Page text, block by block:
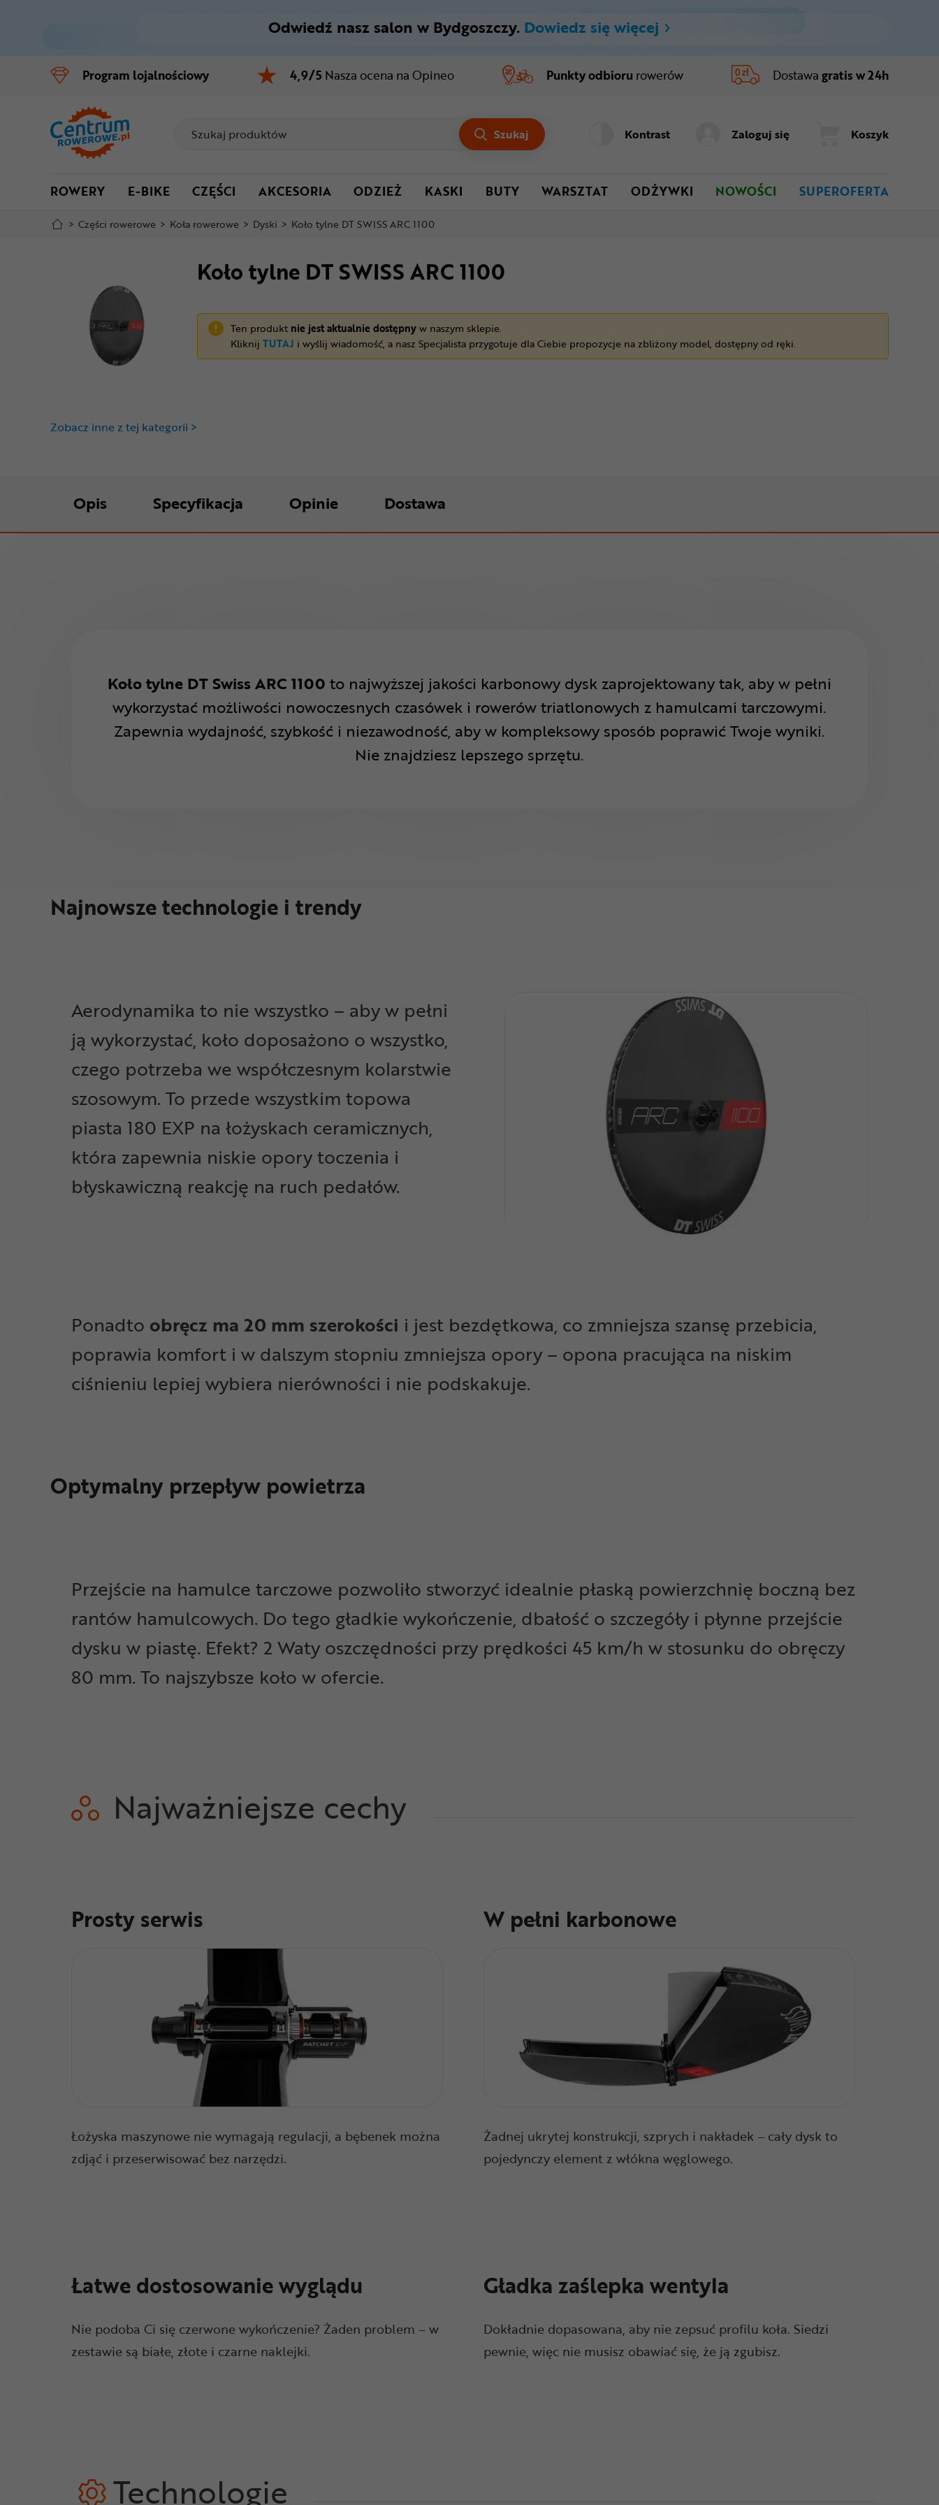
Menu główne
Informacje o produkcie
Szczegółowe informacje
Stopka
Odwiedź nasz salon w Bydgoszczy. Dowiedz się więcej
Program lojalnościowy 4,9/5 Nasza ocena na Opineo Punkty odbioru rowerów Dostawa gratis w 24h
Szukaj Kontrast Zaloguj się Koszyk
ROWERY E-BIKE CZĘŚCI AKCESORIA ODZIEŻ KASKI BUTY WARSZTAT ODŻYWKI NOWOŚCI SUPEROFERTA
> Części rowerowe > Koła rowerowe > Dyski > Koło tylne DT SWISS ARC 1100
Koło tylne DT SWISS ARC 1100
Ten produkt nie jest aktualnie dostępnyw naszym sklepie.
Kliknij TUTAJ i wyślij wiadomość, a nasz Specjalista przygotuje dla Ciebie propozycje na zbliżony model, dostępny od ręki.
Zobacz inne z tej kategorii >
Opis Specyfikacja Opinie Dostawa
Koło tylne DT Swiss ARC 1100 to najwyższej jakości karbonowy dysk zaprojektowany tak, aby w pełni
wykorzystać możliwości nowoczesnych czasówek i rowerów triatlonowych z hamulcami tarczowymi.
Zapewnia wydajność, szybkość i niezawodność, aby w kompleksowy sposób poprawić Twoje wyniki.
Nie znajdziesz lepszego sprzętu.
Najnowsze technologie i trendy
Aerodynamika to nie wszystko – aby w pełni
ją wykorzystać, koło doposażono o wszystko,
czego potrzeba we współczesnym kolarstwie
szosowym. To przede wszystkim topowa
piasta 180 EXP na łożyskach ceramicznych,
która zapewnia niskie opory toczenia i
błyskawiczną reakcję na ruch pedałów.
Ponadto obręcz ma 20 mm szerokości i jest bezdętkowa, co zmniejsza szansę przebicia,
poprawia komfort i w dalszym stopniu zmniejsza opory – opona pracująca na niskim
ciśnieniu lepiej wybiera nierówności i nie podskakuje.
Optymalny przepływ powietrza
Przejście na hamulce tarczowe pozwoliło stworzyć idealnie płaską powierzchnię boczną bez
rantów hamulcowych. Do tego gładkie wykończenie, dbałość o szczegóły i płynne przejście
dysku w piastę. Efekt? 2 Waty oszczędności przy prędkości 45 km/h w stosunku do obręczy
80 mm. To najszybsze koło w ofercie.
Najważniejsze cechy
Prosty serwis
Łożyska maszynowe nie wymagają regulacji, a bębenek można
zdjąć i przeserwisować bez narzędzi.
W pełni karbonowe
Żadnej ukrytej konstrukcji, szprych i nakładek – cały dysk to
pojedynczy element z włókna węglowego.
Łatwe dostosowanie wyglądu
Nie podoba Ci się czerwone wykończenie? Żaden problem – w
zestawie są białe, złote i czarne naklejki.
Gładka zaślepka wentyla
Dokładnie dopasowana, aby nie zepsuć profilu koła. Siedzi
pewnie, więc nie musisz obawiać się, że ją zgubisz.
Technologie